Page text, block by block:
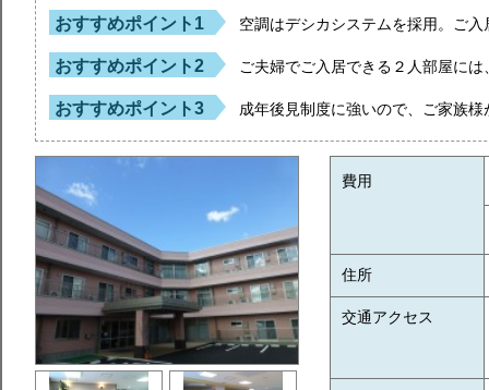
おすすめポイント1 空調はデシカシステムを採用。ご
おすすめポイント2 ご夫婦でご入居できる２人部屋に
おすすめポイント3 成年後見制度に強いので、ご家族
費用
住所
交通アクセス